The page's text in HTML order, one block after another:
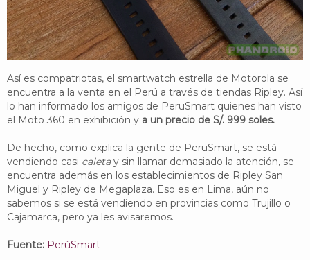
Así es compatriotas, el smartwatch estrella de Motorola se
encuentra a la venta en el Perú a través de tiendas Ripley. Así
lo han informado los amigos de PeruSmart quienes han visto
el Moto 360 en exhibición y a un precio de S/. 999 soles.
De hecho, como explica la gente de PeruSmart, se está
vendiendo casi caletay sin llamar demasiado la atención, se
encuentra además en los establecimientos de Ripley San
Miguel y Ripley de Megaplaza. Eso es en Lima, aún no
sabemos si se está vendiendo en provincias como Trujillo o
Cajamarca, pero ya les avisaremos.
Fuente: PerúSmart
Foro